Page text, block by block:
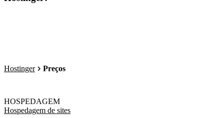
Hostinger Preços
HOSPEDAGEM
Hospedagem de sites